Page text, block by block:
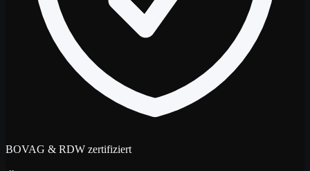
BOVAG & RDW zertifiziert